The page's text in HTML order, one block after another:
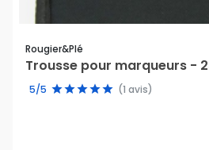
Rougier&plé
Trousse pour marqueurs -
5/5 (1 avis)